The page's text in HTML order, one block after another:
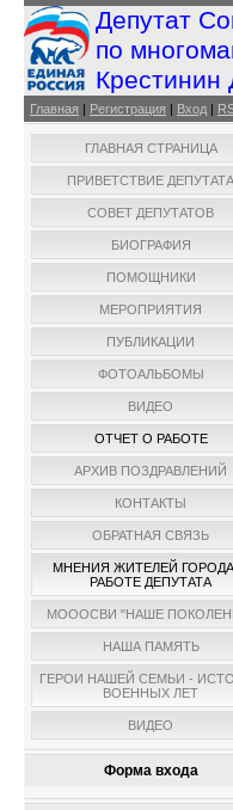
Депутат
по
Главная | Регистрация | Вход |
ГЛАВНАЯ СТРАНИЦА
ПРИВЕТСТВИЕ ДЕПУТАТА
СОВЕТ ДЕПУТАТОВ
БИОГРАФИЯ
ПОМОЩНИКИ
МЕРОПРИЯТИЯ
ПУБЛИКАЦИИ
ФОТОАЛЬБОМЫ
ВИДЕО
ОТЧЕТ О РАБОТЕ
АРХИВ ПОЗДРАВЛЕНИЙ
КОНТАКТЫ
ОБРАТНАЯ СВЯЗЬ
МНЕНИЯ ЖИТЕЛЕЙ
РАБОТЕ ДЕПУТАТА
МОООСВИ "НАШЕ
НАША ПАМЯТЬ
ГЕРОИ НАШЕЙ СЕМЬИ -
ВОЕННЫХ ЛЕТ
ВИДЕО
Форма входа